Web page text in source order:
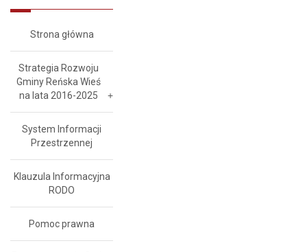
Strona główna
Strategia Rozwoju
Gminy Reńska Wieś
na lata 2016-2025
System Informacji
Przestrzennej
Klauzula Informacyjna
RODO
Pomoc prawna